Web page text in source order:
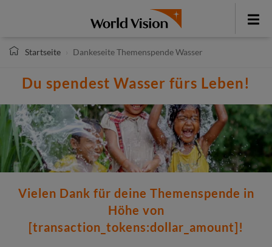
Toggle
Startseite
Dankeseite Themenspende Wasser
Du spendest Wasser fürs Leben!
Vielen Dank für deine Themenspende in
Höhe von
[transaction_tokens:dollar_amount]!